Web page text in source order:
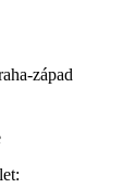
západ